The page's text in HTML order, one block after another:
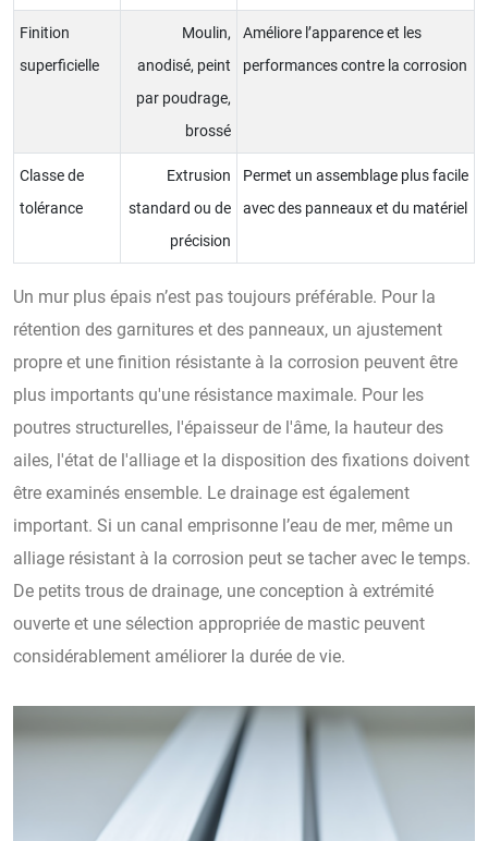
Finition
superficielle
Moulin,
anodisé, peint
par poudrage,
brossé
Améliore l’apparence et les
performances contre la corrosion
Classe de
tolérance
Extrusion
standard ou de
précision
Permet un assemblage plus facile
avec des panneaux et du matériel
Un mur plus épais n’est pas toujours préférable. Pour la
rétention des garnitures et des panneaux, un ajustement
propre et une finition résistante à la corrosion peuvent être
plus importants qu'une résistance maximale. Pour les
poutres structurelles, l'épaisseur de l'âme, la hauteur des
ailes, l'état de l'alliage et la disposition des fixations doivent
être examinés ensemble. Le drainage est également
important. Si un canal emprisonne l’eau de mer, même un
alliage résistant à la corrosion peut se tacher avec le temps.
De petits trous de drainage, une conception à extrémité
ouverte et une sélection appropriée de mastic peuvent
considérablement améliorer la durée de vie.